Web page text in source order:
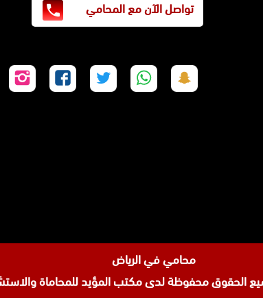
تواصل الآن مع المحامي
على
على
على
على
على
محامي في الرياض
مكتب المؤيد للمحاماة